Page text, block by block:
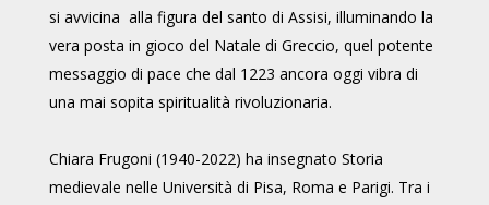
si avvicina alla figura del santo di Assisi, illuminando la
vera posta in gioco del Natale di Greccio, quel potente
messaggio di pace che dal 1223 ancora oggi vibra di
una mai sopita spiritualità rivoluzionaria.
Chiara Frugoni (1940-2022) ha insegnato Storia
medievale nelle Università di Pisa, Roma e Parigi. Tra i